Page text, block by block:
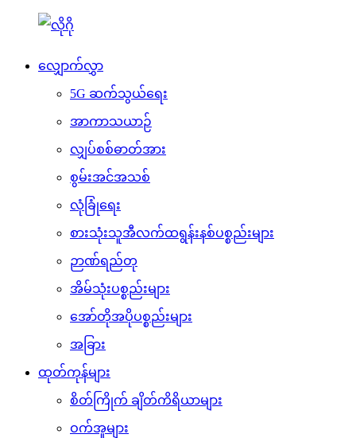
လျှောက်လွှာ
5G ဆက်သွယ်ရေး
အာကာသယာဉ်
လျှပ်စစ်ဓာတ်အား
စွမ်းအင်အသစ်
လုံခြုံရေး
စားသုံးသူအီလက်ထရွန်းနစ်ပစ္စည်းများ
ဉာဏ်ရည်တု
အိမ်သုံးပစ္စည်းများ
အော်တိုအပိုပစ္စည်းများ
အခြား
ထုတ်ကုန်များ
စိတ်ကြိုက် ချိတ်ကိရိယာများ
ဝက်အူများ